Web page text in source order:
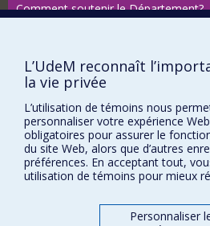
Comment soutenir le Département?
Plan du site
Signaler une erreur
Accessibilité
FACULTÉ DES ARTS ET DES SCIENCES
Nos départements et écoles
Nos centres d'études
Nos programmes et cours
L’UdeM reconnaît
la vie privée
L’utilisation de témoins nous
personnaliser votre expérience
obligatoires pour assurer le
du site Web, alors que d’autres
préférences. En acceptant tout,
utilisation de témoins pour mieux
Personnaliser